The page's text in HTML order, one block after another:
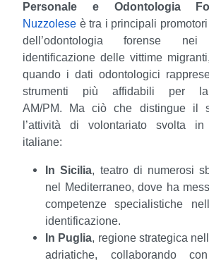
Personale e Odontologia
Nuzzolese è tra i principali
dell’odontologia forense
identificazione delle vittime
quando i dati odontologici
strumenti più affidabili per la
AM/PM.
Ma ciò che distingue il
l’attività di volontariato svolta
italiane:
In Sicilia, teatro di numerosi
nel Mediterraneo, dove ha
competenze specialistiche
identificazione.
In Puglia, regione strategica
adriatiche, collaborando